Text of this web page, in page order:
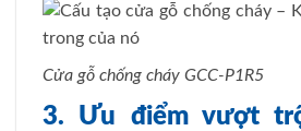
Cửa gỗ chống cháy GCC-P1R5
3. Ưu điểm vượt